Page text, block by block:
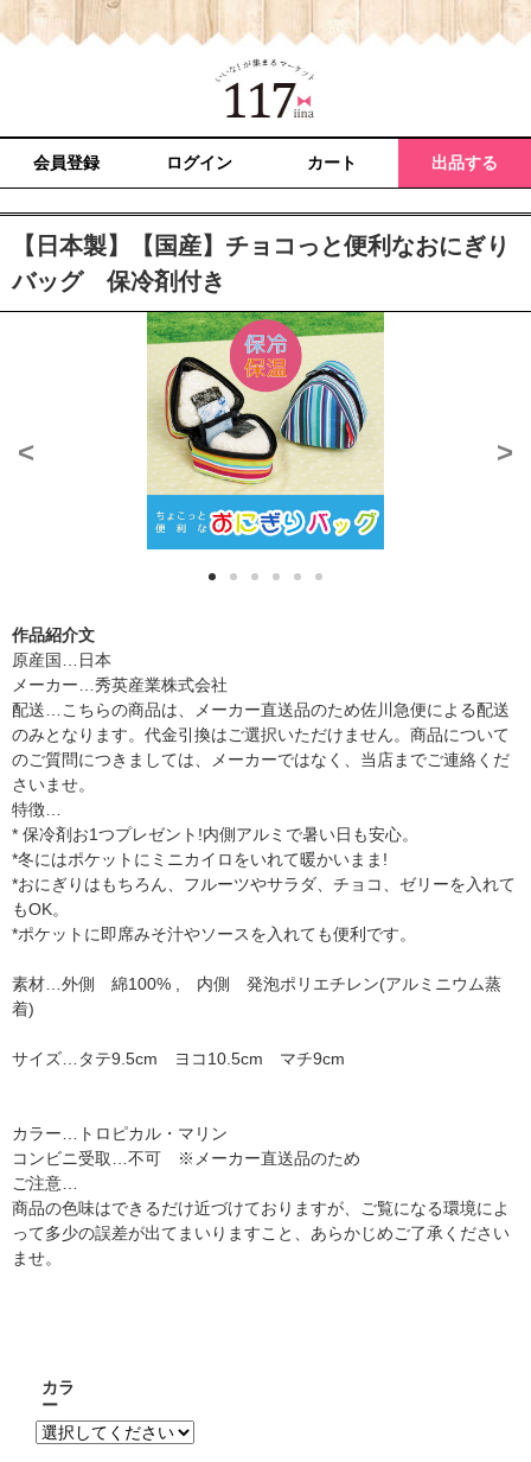
会員登録 ログイン カート 出品する
【日本製】【国産】チョコっと便利なおにぎり
バッグ 保冷剤付き
< >
作品紹介文
原産国…日本
メーカー…秀英産業株式会社
配送…こちらの商品は、メーカー直送品のため佐川急便による配送
のみとなります。代金引換はご選択いただけません。商品について
のご質問につきましては、メーカーではなく、当店までご連絡くだ
さいませ。
特徴…
* 保冷剤お1つプレゼント!内側アルミで暑い日も安心。
*冬にはポケットにミニカイロをいれて暖かいまま!
*おにぎりはもちろん、フルーツやサラダ、チョコ、ゼリーを入れて
もOK。
*ポケットに即席みそ汁やソースを入れても便利です。
素材…外側 綿100% , 内側 発泡ポリエチレン(アルミニウム蒸
着)
サイズ…タテ9.5cm ヨコ10.5cm マチ9cm
カラー…トロピカル・マリン
コンビニ受取…不可 ※メーカー直送品のため
ご注意…
商品の色味はできるだけ近づけておりますが、ご覧になる環境によ
って多少の誤差が出てまいりますこと、あらかじめご了承ください
ませ。
カラ
ー